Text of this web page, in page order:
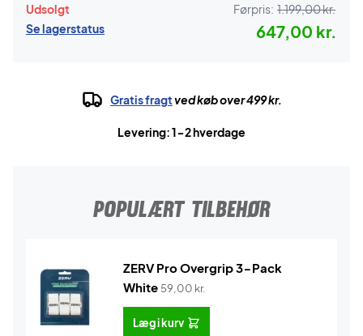
Udsolgt
Se lagerstatus
Førpris: 1.199,00 kr.
647,00 kr.
Gratis fragtved køb over 499 kr.
Levering: 1-2 hverdage
POPULÆRT TILBEHØR
ZERV Pro Overgrip 3-Pack
White 59,00 kr.
Læg i kurv